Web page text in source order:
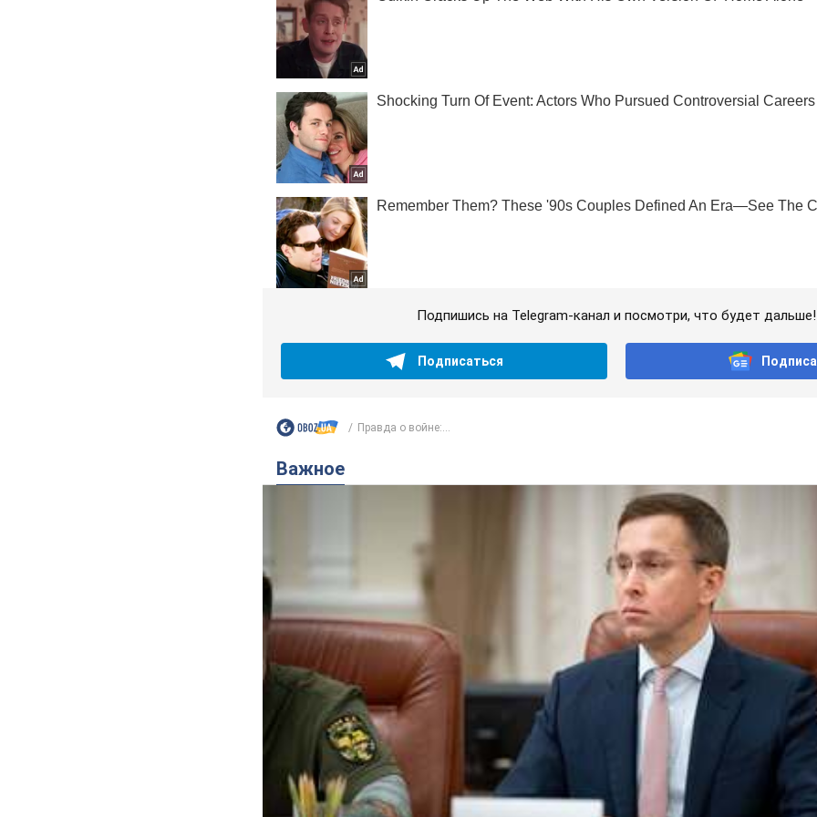
Подпишись на Telegram-канал и посмотри, что будет дальше!
Подписаться
Правда о войне:...
Важное